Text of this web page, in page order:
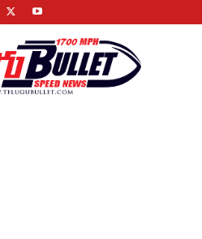
Telugu
Bullet